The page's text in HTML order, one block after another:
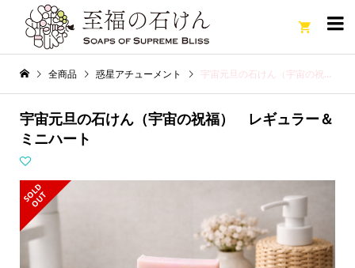

全商品 惑星アチューメント 宇宙元旦の石けん（宇宙の祝福） レギュラー＆ミニハート
宇宙元旦の石けん（宇宙の祝福） レギュラー＆
ミニハート
S
O
L
D
O
U
T